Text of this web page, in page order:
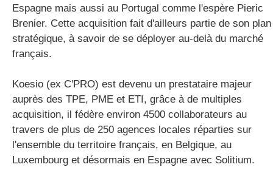
Espagne mais aussi au Portugal comme l'espère Pieric
Brenier. Cette acquisition fait d'ailleurs partie de son plan
stratégique, à savoir de se déployer au-delà du marché
français.
Koesio (ex C'PRO) est devenu un prestataire majeur
auprès des TPE, PME et ETI, grâce à de multiples
acquisition, il fédère environ 4500 collaborateurs au
travers de plus de 250 agences locales réparties sur
l'ensemble du territoire français, en Belgique, au
Luxembourg et désormais en Espagne avec Solitium.